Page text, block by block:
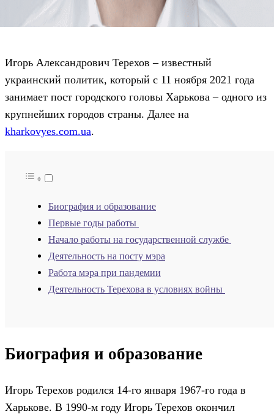
Игорь Александрович Терехов – известный
украинский политик, который с 11 ноября 2021 года
занимает пост городского головы Харькова – одного из
крупнейших городов страны. Далее на
kharkovyes.com.ua.
Биография и образование
Первые годы работы
Начало работы на государственной службе
Деятельность на посту мэра
Работа мэра при пандемии
Деятельность Терехова в условиях войны
Биография и образование
Игорь Терехов родился 14-го января 1967-го года в
Харькове. В 1990-м году Игорь Терехов окончил